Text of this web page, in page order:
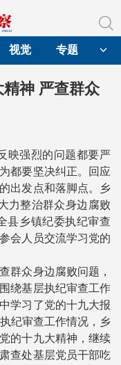
视觉 专题
神 严查群众
映强烈的问题都要严
都要坚决纠正。回应
出发点和落脚点。乡
力整治群众身边腐败
县乡镇纪委执纪审查
会人员交流学习党的
群众身边腐败问题，
绕基层执纪审查工作
学习了党的十九大报
纪审查工作情况，乡
的十九大精神，继续
查处基层党员干部吃